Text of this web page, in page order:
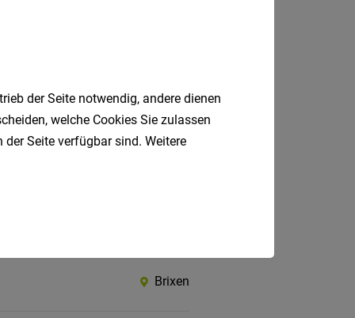
Brixen
der Seite notwendig, andere dienen
welche Cookies Sie zulassen
Seite verfügbar sind. Weitere